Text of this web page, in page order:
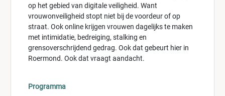
op het gebied van digitale veiligheid. Want
vrouwonveiligheid stopt niet bij de voordeur of op
straat. Ook online krijgen vrouwen dagelijks te maken
met intimidatie, bedreiging, stalking en
grensoverschrijdend gedrag. Ook dat gebeurt hier in
Roermond. Ook dat vraagt aandacht.
Programma